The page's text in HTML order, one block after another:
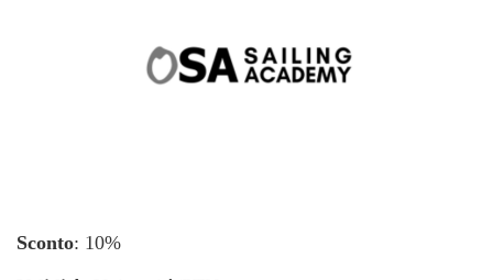
Sconto: 10%